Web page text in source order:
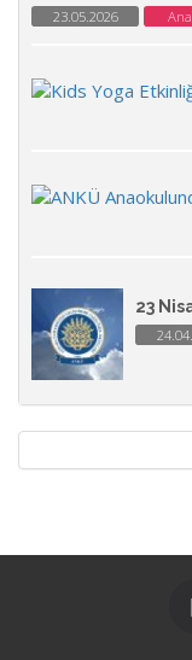
23.05.2026
23